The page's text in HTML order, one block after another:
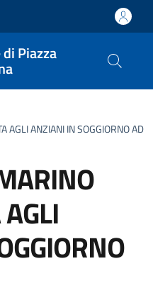
Piazza
AGLI ANZIANI IN SOGGIORNO AD